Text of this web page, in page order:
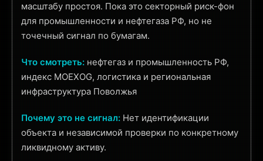
масштабу простоя. Пока это секторный риск-фон
для промышленности и нефтегаза РФ, но не
точечный сигнал по бумагам.
Что смотреть: нефтегаз и промышленность РФ,
индекс MOEXOG, логистика и региональная
инфраструктура Поволжья
Почему это не сигнал: Нет идентификации
объекта и независимой проверки по конкретному
ликвидному активу.